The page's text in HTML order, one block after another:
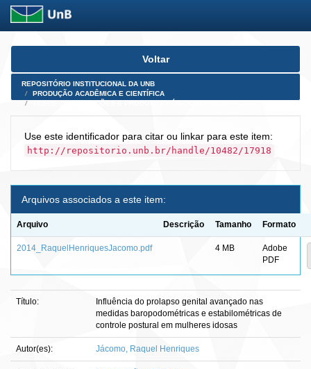
Skip
Voltar
REPOSITÓRIO INSTITUCIONAL DA UNB
PRODUÇÃO ACADÊMICA E CIENTÍFICA
Use este identificador para citar ou linkar para este item:
http://repositorio.unb.br/handle/10482/17918
Arquivos associados a este item:
Arquivo Descrição Tamanho Formato
2014_RaquelHenriquesJacomo.pdf 4 MB
Adobe
PDF
Título:
Influência do prolapso genital avançado nas
medidas baropodométricas e estabilométricas de
controle postural em mulheres idosas
Autor(es): Jácomo, Raquel Henriques